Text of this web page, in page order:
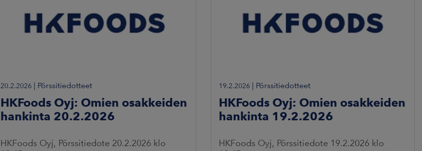
20.2.2026 | Pörssitiedotteet
HKFoods Oyj: Omien osakkeiden
hankinta 20.2.2026
HKFoods Oyj, Pörssitiedote 20.2.2026 klo
19.2.2026 | Pörssitiedotteet
HKFoods Oyj: Omien osakkeiden
hankinta 19.2.2026
HKFoods Oyj, Pörssitiedote 19.2.2026 klo